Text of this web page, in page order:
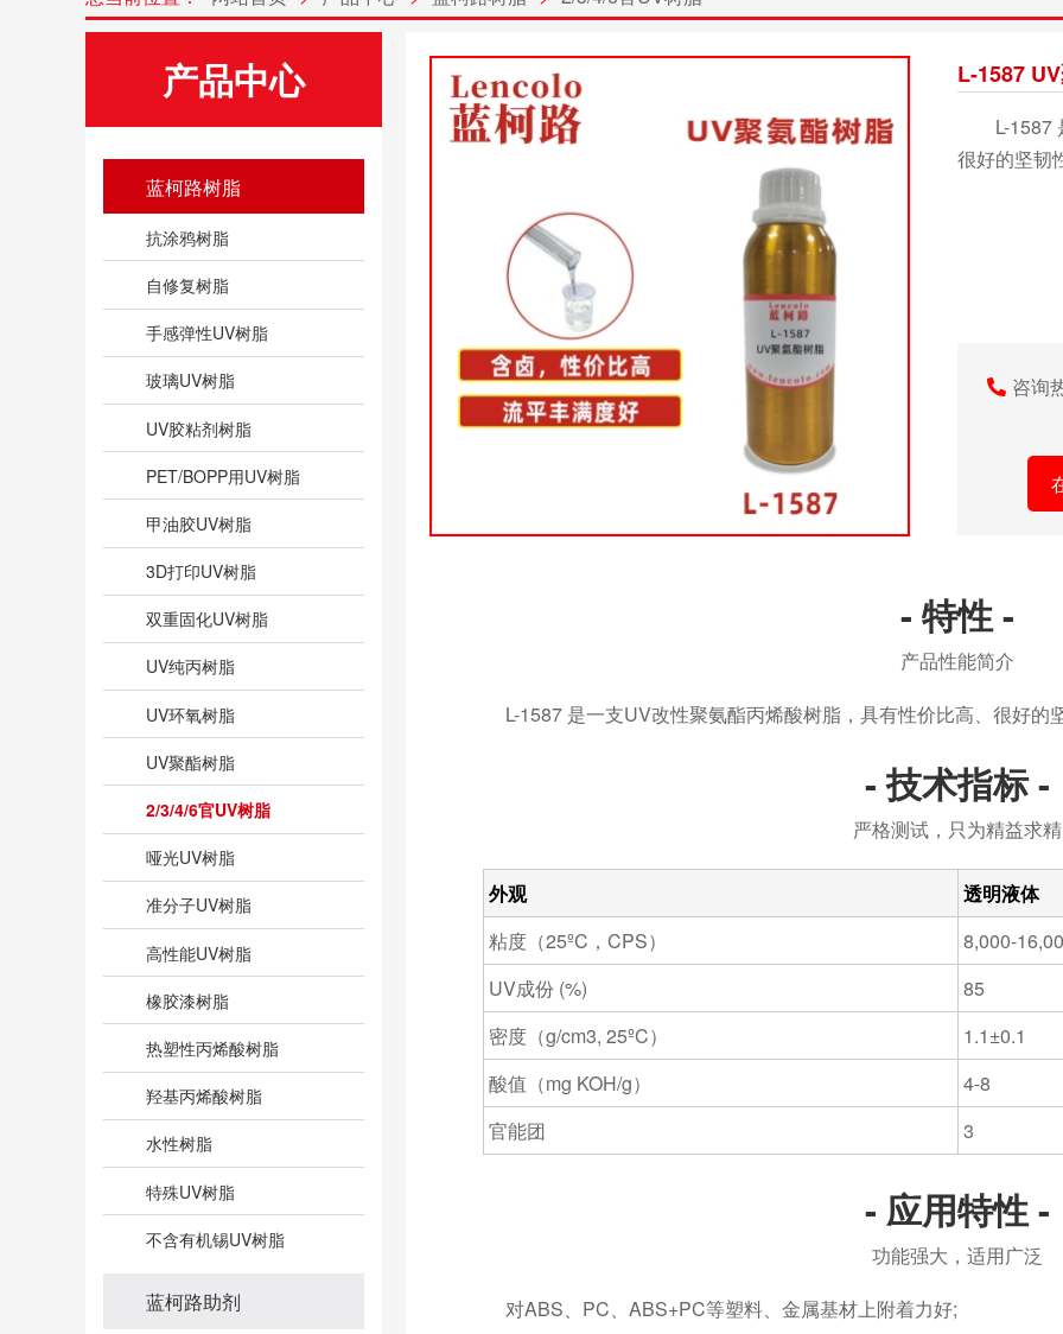
产品中心
蓝柯路树脂
抗涂鸦树脂
自修复树脂
手感弹性UV树脂
玻璃UV树脂
UV胶粘剂树脂
PET/BOPP用UV树脂
甲油胶UV树脂
3D打印UV树脂
双重固化UV树脂
UV纯丙树脂
UV环氧树脂
UV聚酯树脂
2/3/4/6官UV树脂
哑光UV树脂
准分子UV树脂
高性能UV树脂
橡胶漆树脂
热塑性丙烯酸树脂
羟基丙烯酸树脂
水性树脂
特殊UV树脂
不含有机锡UV树脂
蓝柯路助剂
L-1587
L-1587
很好的坚韧
咨询
- 特性 -
产品性能简介
L-1587 是一支UV改性聚氨酯丙烯酸树脂，具有性价比高、很好的
- 技术指标 -
严格测试，只为精益求精
外观
透明液体
粘度（25ºC，CPS）
8,000-
UV成份 (%)
85
密度（g/cm3, 25ºC）
1.1±0.1
酸值（mg KOH/g）
4-8
官能团
3
- 应用特性 -
功能强大，适用广泛
对ABS、PC、ABS+PC等塑料、金属基材上附着力好;